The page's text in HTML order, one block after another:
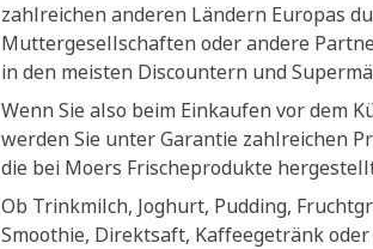
zahlreichen anderen Ländern Europas
Muttergesellschaften oder andere
in den meisten Discountern und
Wenn Sie also beim Einkaufen vor dem
werden Sie unter Garantie zahlreichen
die bei Moers Frischeprodukte
Ob Trinkmilch, Joghurt, Pudding,
Smoothie, Direktsaft, Kaffeegetränk